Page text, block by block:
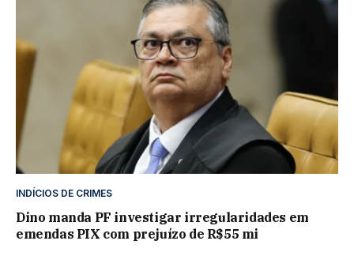
INDÍCIOS DE CRIMES
Dino manda PF investigar irregularidades em
emendas PIX com prejuízo de R$55 mi